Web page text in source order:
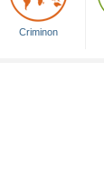
Criminon